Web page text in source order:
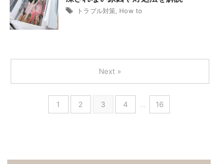
トラブル対策 How to
1 2 3 4 … 16
Next »